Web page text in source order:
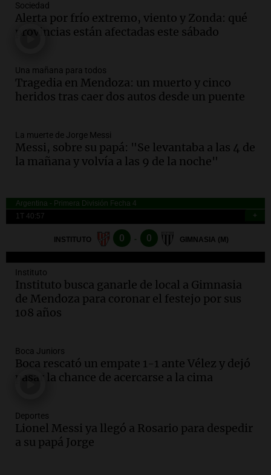
Episodios
Audio. Ley de Propiedad Privada: el revés
en el Congreso expuso una debilidad
Una mañana para todos
Episodios
Audio.Casabindo se prepara para una
Una mañana para todos
Episodios
Audio.Borges, abogada de Pourrain:
hacerle preguntas y nunca regresó"
Una mañana para todos
Episodios
Audio.Voluntarios limpiaron 9.000
metros del río Suquía y retiraron hasta
800 kilos de basura por jornada
Una mañana para todos
Episodios
Audio.
Una mañana para todos
Episodios
Una mañana para todos
Episodios
Sociedad
Alerta por frío extremo, viento y Zonda: qué
provincias están afectadas este sábado
Una mañana para todos
Tragedia en Mendoza: un muerto y cinco
heridos tras caer dos autos desde un puente
La muerte de Jorge Messi
Messi, sobre su papá: "Se levantaba a las 4 de
la mañana y volvía a las 9 de la noche"
Deportes
Instituto
Instituto busca ganarle de local a Gimnasia
de Mendoza para coronar el festejo por sus
108 años
Boca Juniors
Boca rescató un empate 1-1 ante Vélez y dejó
pasar la chance de acercarse a la cima
Deportes
Lionel Messi ya llegó a Rosario para despedir
a su papá Jorge